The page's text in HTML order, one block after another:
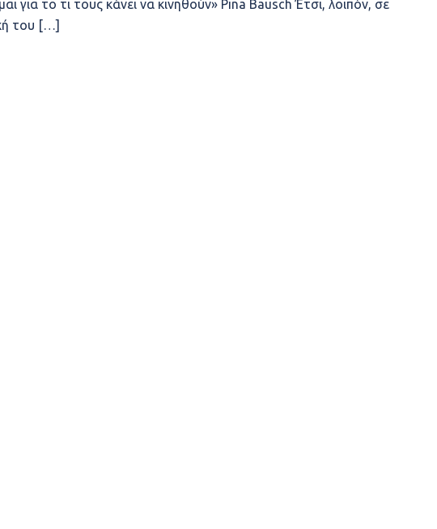
για το τι τους κάνει να κινηθούν» Pina Bausch Έτσι, λοιπόν, σε
του […]